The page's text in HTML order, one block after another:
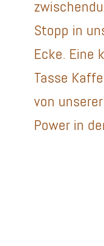
Stopp in
Ecke. Eine
Tasse
von
Power in